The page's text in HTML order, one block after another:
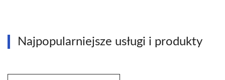
Najpopularniejsze usługi i produkty